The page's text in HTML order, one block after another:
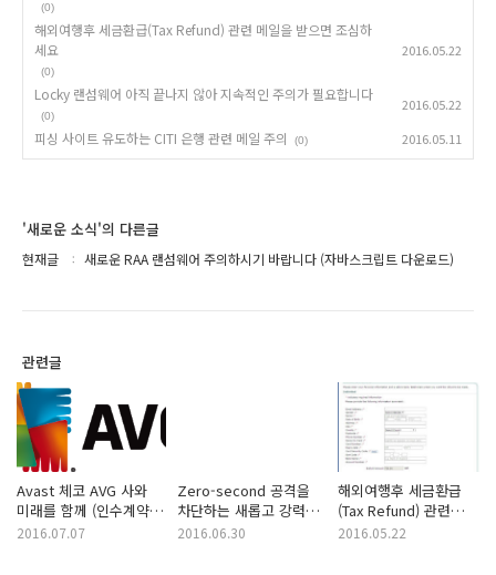
(0)
해외여행후 세금환급(Tax Refund) 관련 메일을 받으면 조심하
세요
(0)
2016.05.22
Locky 랜섬웨어 아직 끝나지 않아 지속적인 주의가 필요합니다
(0)
2016.05.22
피싱 사이트 유도하는 CITI 은행 관련 메일 주의 (0) 2016.05.11
'새로운 소식'의 다른글
현재글 새로운 RAA 랜섬웨어 주의하시기 바랍니다 (자바스크립트 다운로드)
관련글
Avast 체코 AVG 사와
미래를 함께 (인수계약
체결)
2016.07.07
Zero-second 공격을
차단하는 새롭고 강력한
기능 CyberCapture
2016.06.30
해외여행후 세금환급
(Tax Refund) 관련
메일을 받으면
2016.05.22